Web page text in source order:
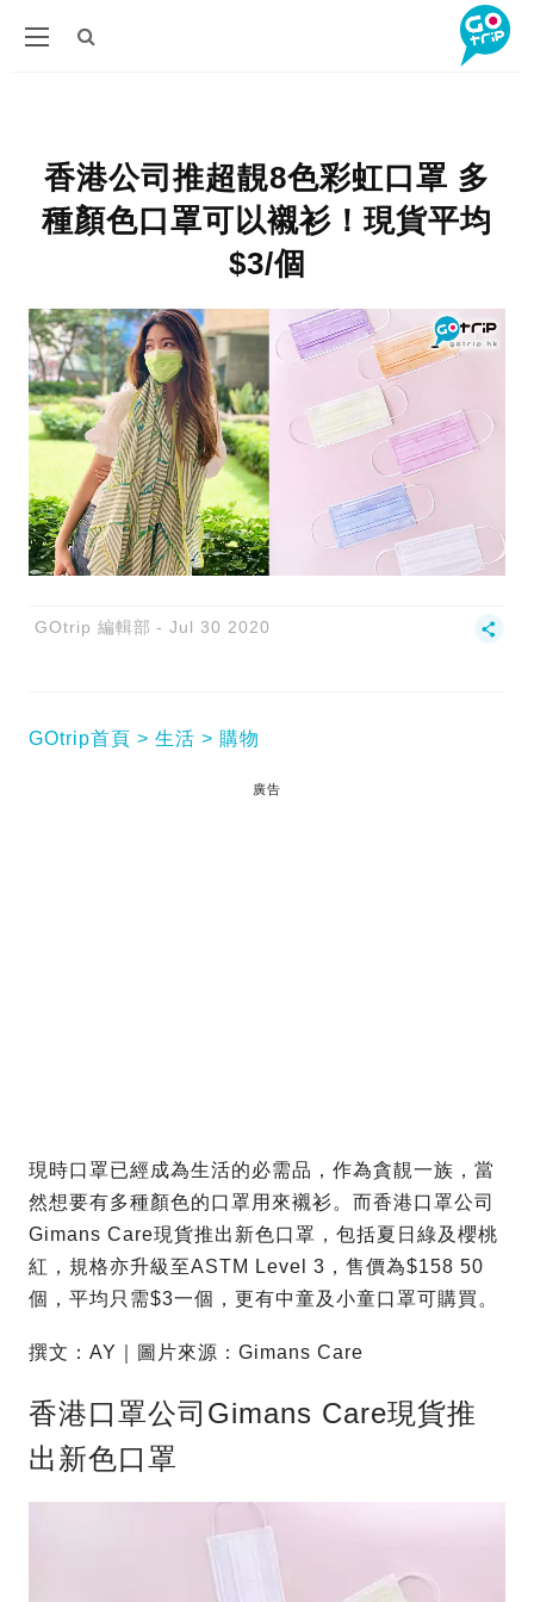
香港公司推超靚8色彩虹口罩 多
種顏色口罩可以襯衫！現貨平均
$3/個
GOtrip 編輯部 Jul 30 2020
GOtrip首頁 生活 購物
廣告
現時口罩已經成為生活的必需品，作為貪靚一族，當
然想要有多種顏色的口罩用來襯衫。而香港口罩公司
Gimans Care現貨推出新色口罩，包括夏日綠及櫻桃
紅，規格亦升級至ASTM Level 3，售價為$158 50
個，平均只需$3一個，更有中童及小童口罩可購買。
撰文：AY｜圖片來源：Gimans Care
香港口罩公司Gimans Care現貨推
出新色口罩